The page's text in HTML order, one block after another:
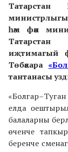
Татарстан
һәм фән
Татарстан
иҗтимагый
Төбәкара
тантанасы
елда
балаларны
өченче
беренче